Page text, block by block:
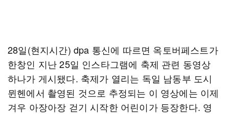
28일(현지시간) dpa 통신에 따르면 옥토버페스트가
한창인 지난 25일 인스타그램에 축제 관련 동영상
하나가 게시됐다. 축제가 열리는 독일 남동부 도시
뮌헨에서 촬영된 것으로 추정되는 이 영상에는 이제
겨우 아장아장 걷기 시작한 어린이가 등장한다. 영